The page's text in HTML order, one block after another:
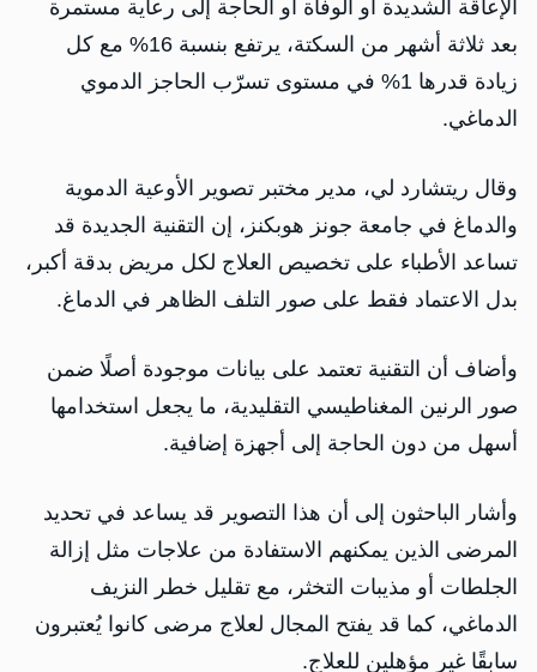
الإعاقة الشديدة أو الوفاة أو الحاجة إلى رعاية مستمرة
بعد ثلاثة أشهر من السكتة، يرتفع بنسبة 16% مع كل
زيادة قدرها 1% في مستوى تسرّب الحاجز الدموي
الدماغي.
وقال ريتشارد لي، مدير مختبر تصوير الأوعية الدموية
والدماغ في جامعة جونز هوبكنز، إن التقنية الجديدة قد
تساعد الأطباء على تخصيص العلاج لكل مريض بدقة أكبر،
بدل الاعتماد فقط على صور التلف الظاهر في الدماغ.
وأضاف أن التقنية تعتمد على بيانات موجودة أصلًا ضمن
صور الرنين المغناطيسي التقليدية، ما يجعل استخدامها
أسهل من دون الحاجة إلى أجهزة إضافية.
وأشار الباحثون إلى أن هذا التصوير قد يساعد في تحديد
المرضى الذين يمكنهم الاستفادة من علاجات مثل إزالة
الجلطات أو مذيبات التخثر، مع تقليل خطر النزيف
الدماغي، كما قد يفتح المجال لعلاج مرضى كانوا يُعتبرون
سابقًا غير مؤهلين للعلاج.